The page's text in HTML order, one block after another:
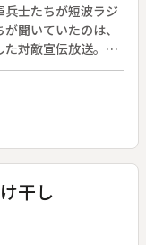
士たちが短波ラジ
聞いていたのは、
対敵宣伝放送。意
ョッキーは米兵た
ズ」と呼ばれるよ
探しを始める外国
生まれの日系２
る日本に初めて渡
発。帰国の機会を
（現ＮＨＫ）で、
干し